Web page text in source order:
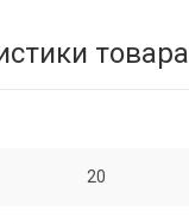
товара
20